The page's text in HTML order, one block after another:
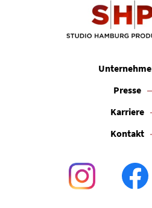
Presse
Karriere
Kontakt